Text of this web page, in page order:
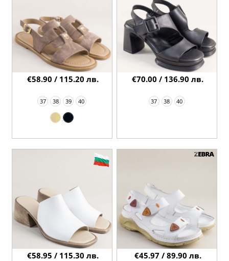
37 38 39 40
€58.90 / 115.20 лв.
37 38 40
€70.00 / 136.90 лв.
€58.95 / 115.30 лв. €45.97 / 89.90 лв.